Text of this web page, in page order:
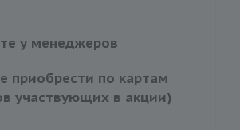
у менеджеров
по картам
участвующих в акции)